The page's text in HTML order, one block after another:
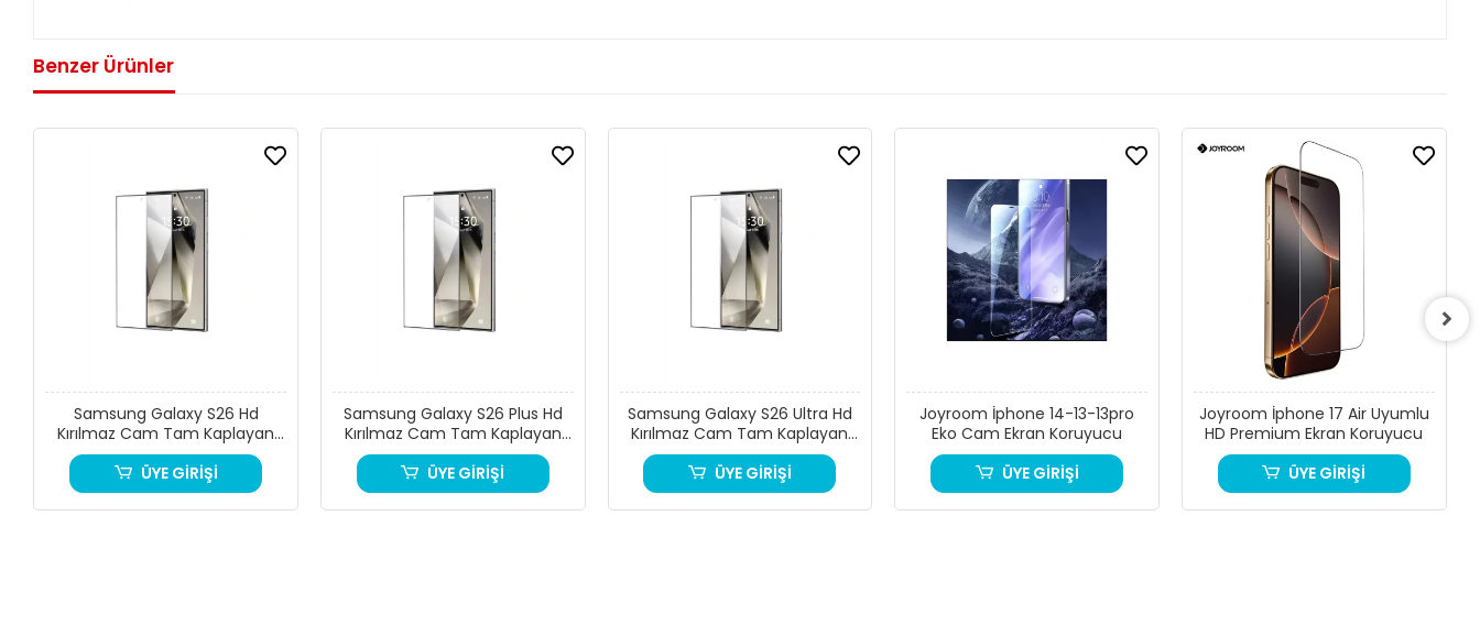
Benzer Ürünler
Samsung Galaxy S26 Hd
Kırılmaz Cam Tam Kaplayan
Ekran Koruyucu
ÜYE GİRİŞİ
Samsung Galaxy S26 Plus Hd
Kırılmaz Cam Tam Kaplayan
Ekran Koruyucu
ÜYE GİRİŞİ
Samsung Galaxy S26 Ultra Hd
Kırılmaz Cam Tam Kaplayan
Ekran Koruyucu
ÜYE GİRİŞİ
Joyroom İphone 14-13-13pro
Eko Cam Ekran Koruyucu
ÜYE GİRİŞİ
Joyroom İphone 17 Air Uyumlu
HD Premium Ekran Koruyucu
ÜYE GİRİŞİ